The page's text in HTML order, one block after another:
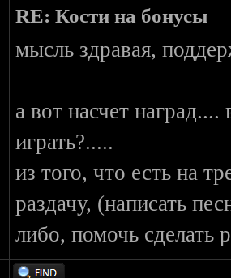
RE: Кости на бонусы
мысль здравая,
а вот насчет
играть?.....
из того, что есть на
раздачу, (написать
либо, помочь